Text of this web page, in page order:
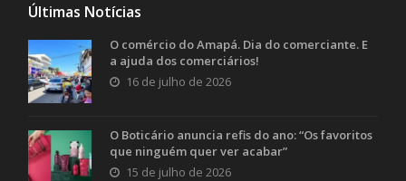
Últimas Notícias
O comércio do Amapá. Dia do comerciante. E
a ajuda dos comerciários!
16 de julho de 2026
O Boticário anuncia refis do ano: “Os favoritos
que ninguém quer ver acabar”
15 de julho de 2026